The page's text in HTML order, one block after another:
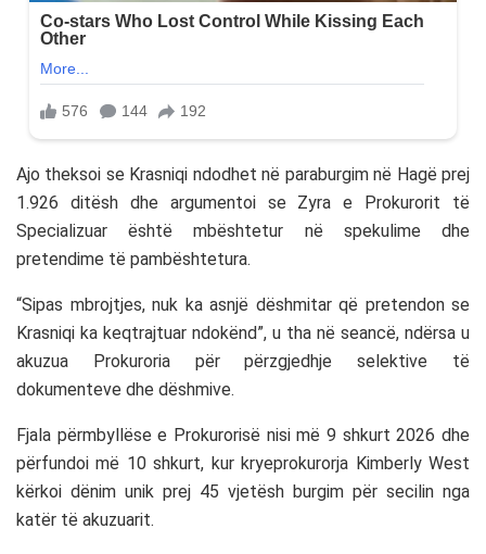
Ajo theksoi se Krasniqi ndodhet në paraburgim në Hagë prej
1.926 ditësh dhe argumentoi se Zyra e Prokurorit të
Specializuar është mbështetur në spekulime dhe
pretendime të pambështetura.
“Sipas mbrojtjes, nuk ka asnjë dëshmitar që pretendon se
Krasniqi ka keqtrajtuar ndokënd”, u tha në seancë, ndërsa u
akuzua Prokuroria për përzgjedhje selektive të
dokumenteve dhe dëshmive.
Fjala përmbyllëse e Prokurorisë nisi më 9 shkurt 2026 dhe
përfundoi më 10 shkurt, kur kryeprokurorja Kimberly West
kërkoi dënim unik prej 45 vjetësh burgim për secilin nga
katër të akuzuarit.